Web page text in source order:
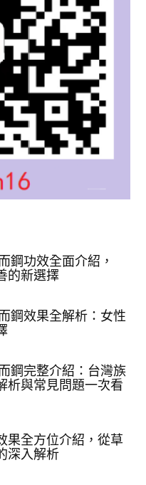
鋼功效全面介紹，
的新選擇
鋼效果全解析：女性
鋼完整介紹：台灣族
析與常見問題一次看
果全方位介紹，從草
深入解析